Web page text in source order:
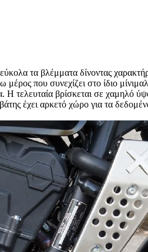
τα βλέμματα δίνοντας
μέρος που συνεχίζει στο ίδιο
τελευταία βρίσκεται σε χαμηλό
έχει αρκετό χώρο για τα